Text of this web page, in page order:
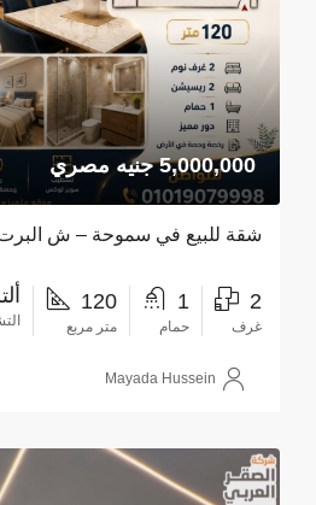
5,000,000 جنيه مصري
شقة للبيع في سموحة – ش البرت
2
غرف
1
حمام
120
متر مربع
Mayada Hussein